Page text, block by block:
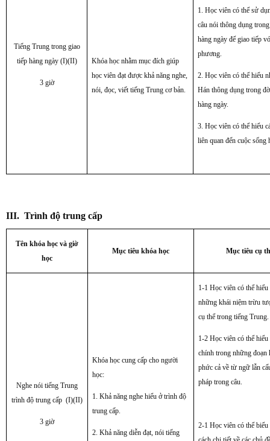
Tiếng Trung trong giao
tiếp hàng ngày (I)(II)
3 giờ
Khóa học nhằm mục đích giúp
học viên đạt được khả năng nghe,
nói, đọc, viết tiếng Trung cơ bản.
1. Học viên có thể sử
câu nói thông dụng
hàng ngày để giao tiếp
phương.
2. Học viên có thể hiểu
Hán thông dụng trong
hàng ngày.
3. Học viên có thể hiểu
liên quan đến cuộc sống
III. Trình độ trung cấp
Tên khóa học và giờ
học
Mục tiêu khóa học Mục tiêu cụ
Nghe nói tiếng Trung
trình độ trung cấp (I)(II)
3 giờ
Khóa học cung cấp cho người
học:
1. Khả năng nghe hiểu ở trình độ
trung cấp.
2. Khả năng diễn đạt, nói tiếng
1-1 Học viên có thể
những khái niệm trừu
cụ thể trong tiếng Trung.
1-2 Học viên có thể
chính trong những đoạn
phức cả về từ ngữ lẫn
pháp trong câu.
2-1 Học viên có thể biểu